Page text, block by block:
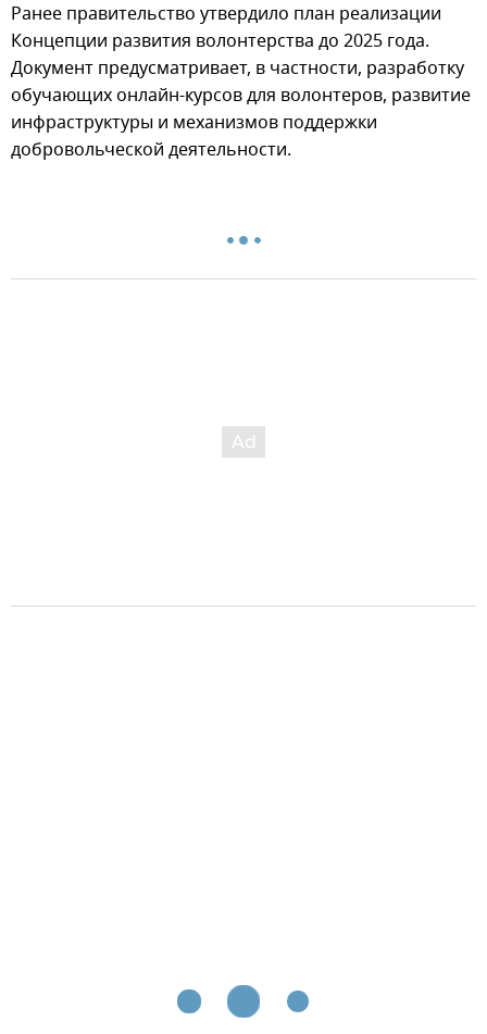
Ранее правительство утвердило план реализации
Концепции развития волонтерства до 2025 года.
Документ предусматривает, в частности, разработку
обучающих онлайн-курсов для волонтеров, развитие
инфраструктуры и механизмов поддержки
добровольческой деятельности.